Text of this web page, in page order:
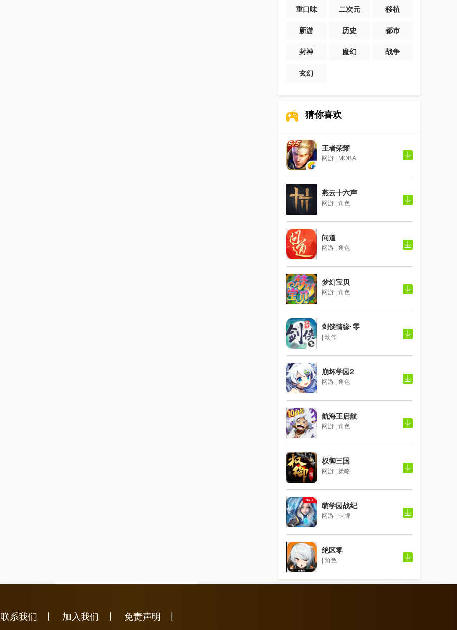
重口味 二次元 移植
新游 历史 都市
封神 魔幻 战争
玄幻
猜你喜欢
王者荣耀
网游 | MOBA
燕云十六声
网游 | 角色
问道
网游 | 角色
梦幻宝贝
网游 | 角色
剑侠情缘·零
| 动作
崩坏学园2
网游 | 角色
航海王启航
网游 | 角色
权御三国
网游 | 策略
萌学园战纪
网游 | 卡牌
绝区零
| 角色
联系我们 加入我们 免责声明